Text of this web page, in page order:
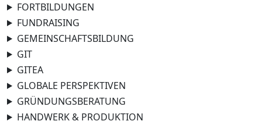
FORTBILDUNGEN
FUNDRAISING
GEMEINSCHAFTSBILDUNG
GIT
GITEA
GLOBALE PERSPEKTIVEN
GRÜNDUNGSBERATUNG
HANDWERK & PRODUKTION